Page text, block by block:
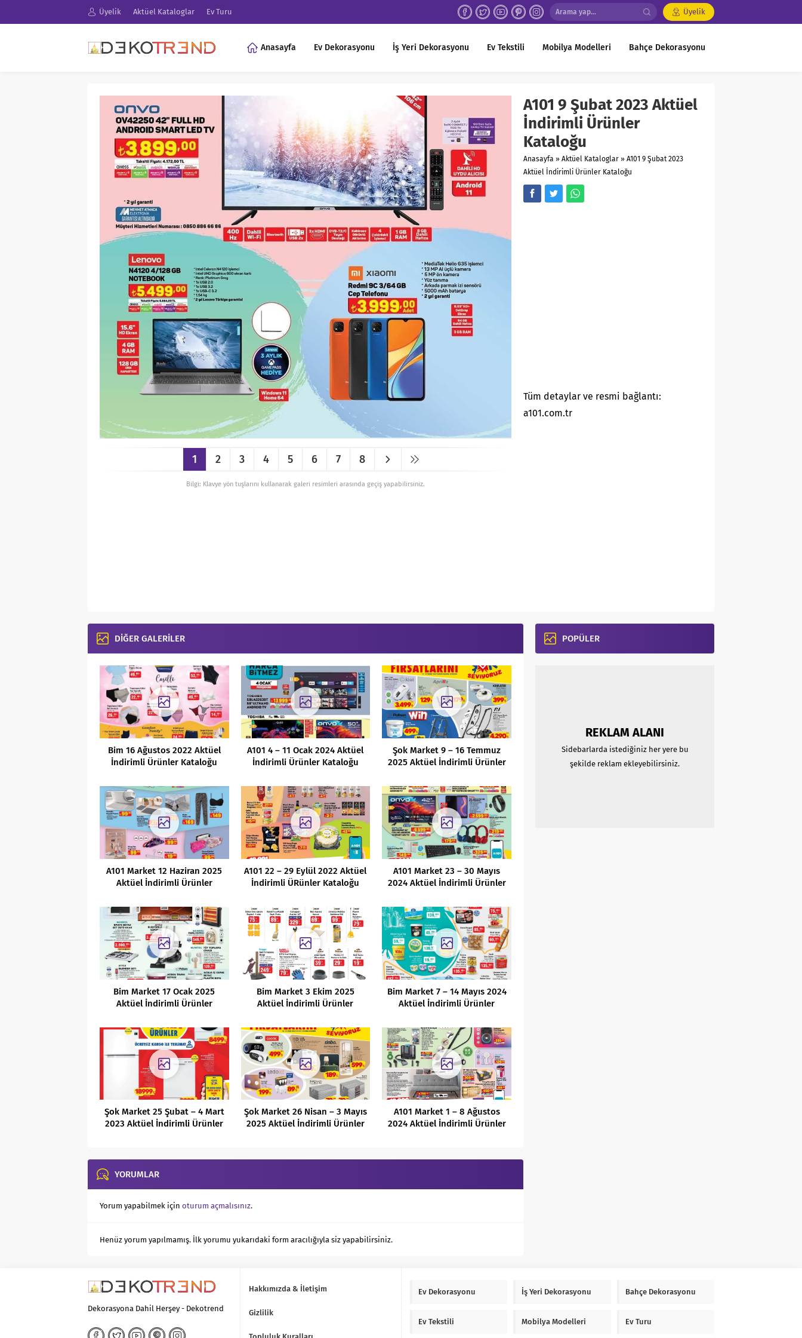
Üyelik Aktüel Kataloglar Ev Turu Üyelik
Anasayfa Ev Dekorasyonu İş Yeri Dekorasyonu Ev Tekstili Mobilya Modelleri Bahçe Dekorasyonu
1 2 3 4 5 6 7 8
Bilgi: Klavye yön tuşlarını kullanarak galeri resimleri arasında geçiş yapabilirsiniz.
A101 9 Şubat 2023 Aktüel
İndirimli Ürünler
Kataloğu
Anasayfa » Aktüel Kataloglar » A101 9 Şubat 2023
Aktüel İndirimli Ürünler Kataloğu
Tüm detaylar ve resmi bağlantı:
a101.com.tr
DİĞER GALERİLER
Bim 16 Ağustos 2022 Aktüel
İndirimli Ürünler Kataloğu
A101 4 – 11 Ocak 2024 Aktüel
İndirimli Ürünler Kataloğu
Şok Market 9 – 16 Temmuz
2025 Aktüel İndirimli Ürünler
A101 Market 12 Haziran 2025
Aktüel İndirimli Ürünler
A101 22 – 29 Eylül 2022 Aktüel
İndirimli ÜRünler Kataloğu
A101 Market 23 – 30 Mayıs
2024 Aktüel İndirimli Ürünler
Bim Market 17 Ocak 2025
Aktüel İndirimli Ürünler
Bim Market 3 Ekim 2025
Aktüel İndirimli Ürünler
Bim Market 7 – 14 Mayıs 2024
Aktüel İndirimli Ürünler
Şok Market 25 Şubat – 4 Mart
2023 Aktüel İndirimli Ürünler
Şok Market 26 Nisan – 3 Mayıs
2025 Aktüel İndirimli Ürünler
A101 Market 1 – 8 Ağustos
2024 Aktüel İndirimli Ürünler
YORUMLAR
Yorum yapabilmek için oturum açmalısınız.
Henüz yorum yapılmamış. İlk yorumu yukarıdaki form aracılığıyla siz yapabilirsiniz.
POPÜLER
REKLAM ALANI
Sidebarlarda istediğiniz her yere bu
şekilde reklam ekleyebilirsiniz.
Dekorasyona Dahil Herşey - Dekotrend
Hakkımızda & İletişim
Gizlilik
Ev Dekorasyonu İş Yeri Dekorasyonu Bahçe Dekorasyonu
Ev Tekstili Mobilya Modelleri Ev Turu